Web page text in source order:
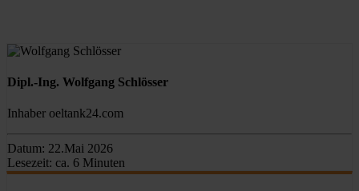
Dipl.-Ing. Wolfgang Schlösser
Inhaber oeltank24.com
Datum: 22.Mai 2026
Lesezeit: ca. 6 Minuten